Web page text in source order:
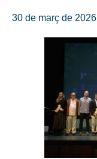
30 de març de 2026